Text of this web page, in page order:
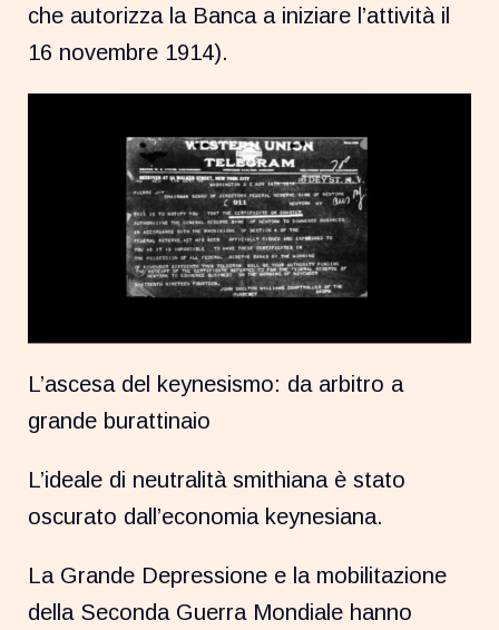
che autorizza la Banca a iniziare l’attività il
16 novembre 1914).
L’ascesa del keynesismo: da arbitro a
grande burattinaio
L’ideale di neutralità smithiana è stato
oscurato dall’economia keynesiana.
La Grande Depressione e la mobilitazione
della Seconda Guerra Mondiale hanno